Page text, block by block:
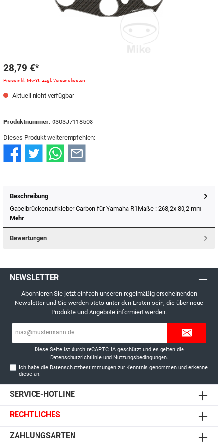
28,79 €*
Preise inkl. MwSt. zzgl. Versandkosten
Aktuell nicht verfügbar
Produktnummer: 0303J7118508
Dieses Produkt weiterempfehlen:
Beschreibung
Gabelbrückenaufkleber Carbon für Yamaha R1Maße : 268,2x 80,2 mm
Mehr
Bewertungen
NEWSLETTER
Abonnieren Sie jetzt einfach unseren regelmäßig erscheinenden
Newsletter und Sie werden stets unter den Ersten sein, die über neue
Produkte und Angebote informiert werden.
Diese Seite ist durch reCAPTCHA geschützt und es gelten die
Datenschutzrichtlinieund Nutzungsbedingungen.
Ich habe die Datenschutzbestimmungen zur Kenntnis genommen und erkenne
diese an.
SERVICE-HOTLINE
RECHTLICHES
ZAHLUNGSARTEN